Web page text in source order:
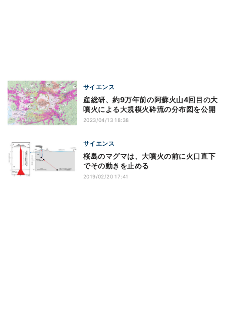
サイエンス
産総研、約9万年前の阿蘇火山4回目の大
噴火による大規模火砕流の分布図を公開
2023/04/13 18:38
サイエンス
桜島のマグマは、大噴火の前に火口直下
でその動きを止める
2019/02/20 17:41